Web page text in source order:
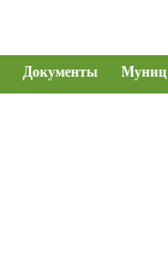
Документы Муниц